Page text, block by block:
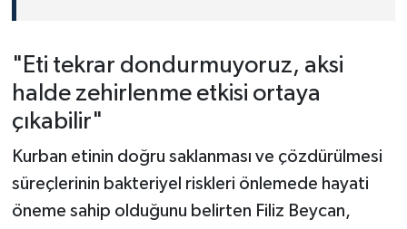
"Eti tekrar dondurmuyoruz, aksi
halde zehirlenme etkisi ortaya
çıkabilir"
Kurban etinin doğru saklanması ve çözdürülmesi
süreçlerinin bakteriyel riskleri önlemede hayati
öneme sahip olduğunu belirten Filiz Beycan,